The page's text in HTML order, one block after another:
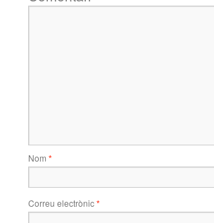
Nom *
Correu electrònic*